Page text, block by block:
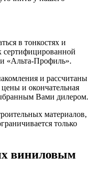
в тонкостях и
сертифицированной
«Альта-Профиль».
и рассчитаны
и окончательная
Вами дилером.
материалов,
только
виниловым